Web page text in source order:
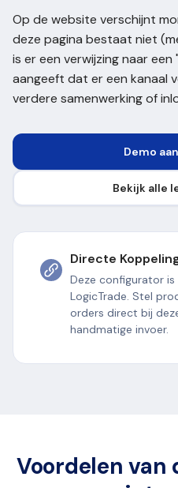
Op de website verschijnt
deze pagina bestaat niet
is er een verwijzing naar
aangeeft dat er een kanaal
verdere samenwerking of
Demo
Bekijk alle
Directe
Deze configurator
LogicTrade. Stel
orders direct bij
handmatige invoer.
Voordelen van